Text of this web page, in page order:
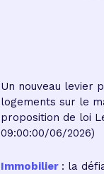
Un nouveau levier
logements sur le
proposition de loi
09:00:00/06/2026)
Immobilier : la